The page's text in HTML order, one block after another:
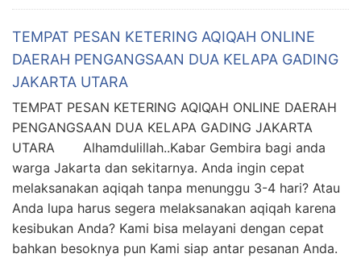
TEMPAT PESAN KETERING AQIQAH ONLINE
DAERAH PENGANGSAAN DUA KELAPA GADING
JAKARTA UTARA
TEMPAT PESAN KETERING AQIQAH ONLINE DAERAH
PENGANGSAAN DUA KELAPA GADING JAKARTA
UTARA Alhamdulillah..Kabar Gembira bagi anda
warga Jakarta dan sekitarnya. Anda ingin cepat
melaksanakan aqiqah tanpa menunggu 3-4 hari? Atau
Anda lupa harus segera melaksanakan aqiqah karena
kesibukan Anda? Kami bisa melayani dengan cepat
bahkan besoknya pun Kami siap antar pesanan Anda.